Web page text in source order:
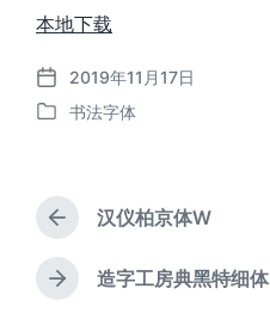
本地下载
发
布
2019年11月17日
发
书法字体
上
篇
文
章
汉仪柏京体W
下
造字工房典黑特细体